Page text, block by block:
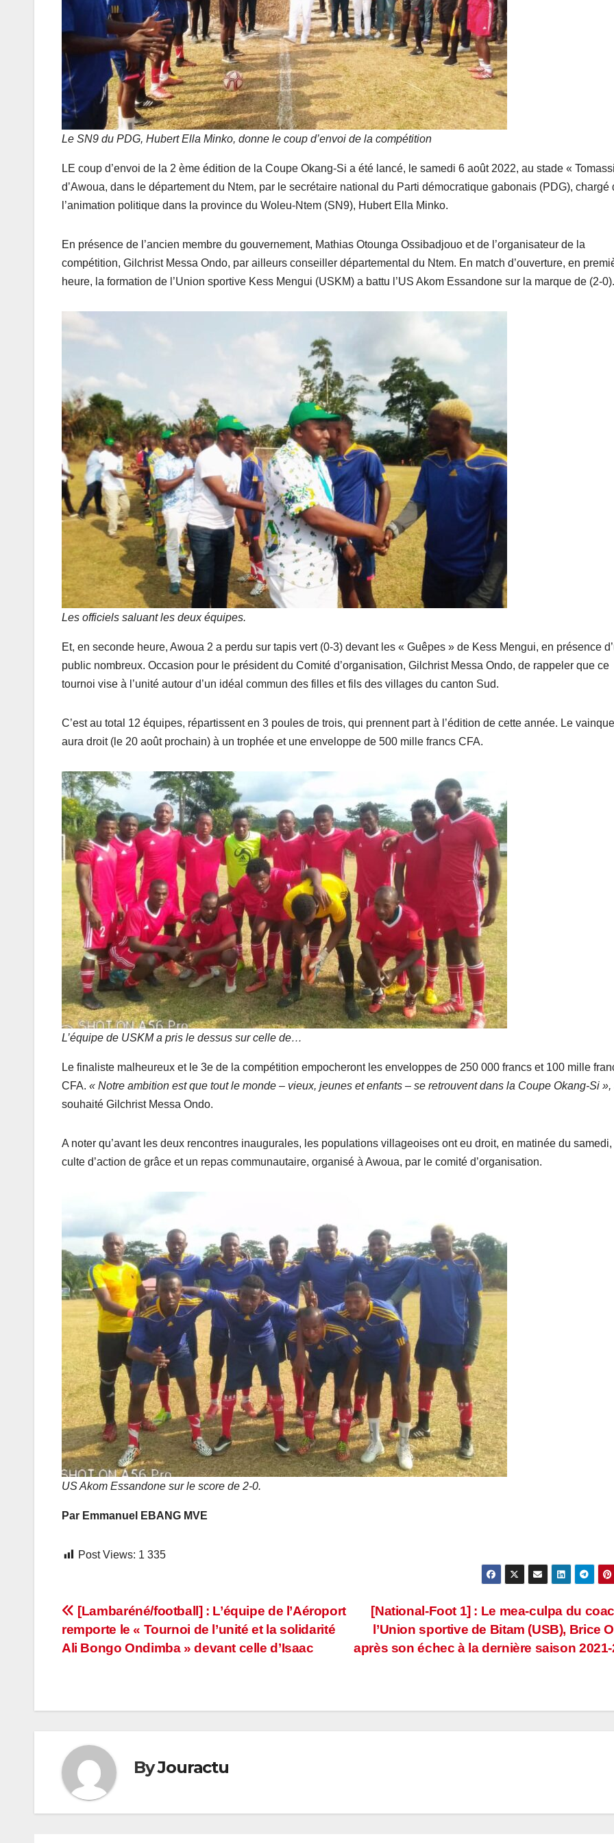
Le SN9 du PDG, Hubert Ella Minko, donne le coup d’envoi de la compétition
LE coup d’envoi de la 2 ème édition de la Coupe Okang-Si a été lancé, le samedi 6 août 2022, au stade «
d’Awoua, dans le département du Ntem, par le secrétaire national du Parti démocratique gabonais (PDG), chargé
l’animation politique dans la province du Woleu-Ntem (SN9), Hubert Ella Minko.
En présence de l’ancien membre du gouvernement, Mathias Otounga Ossibadjouo et de l’organisateur de la
compétition, Gilchrist Messa Ondo, par ailleurs conseiller départemental du Ntem. En match d’ouverture, en
heure, la formation de l’Union sportive Kess Mengui (USKM) a battu l’US Akom Essandone sur la marque de (2-0).
Les officiels saluant les deux équipes.
Et, en seconde heure, Awoua 2 a perdu sur tapis vert (0-3) devant les « Guêpes » de Kess Mengui, en présence
public nombreux. Occasion pour le président du Comité d’organisation, Gilchrist Messa Ondo, de rappeler que ce
tournoi vise à l’unité autour d’un idéal commun des filles et fils des villages du canton Sud.
C’est au total 12 équipes, répartissent en 3 poules de trois, qui prennent part à l’édition de cette année. Le
aura droit (le 20 août prochain) à un trophée et une enveloppe de 500 mille francs CFA.
L’équipe de USKM a pris le dessus sur celle de…
Le finaliste malheureux et le 3e de la compétition empocheront les enveloppes de 250 000 francs et 100 mille
CFA. « Notre ambition est que tout le monde – vieux, jeunes et enfants – se retrouvent dans la Coupe Okang-Si »,
souhaité Gilchrist Messa Ondo.
A noter qu’avant les deux rencontres inaugurales, les populations villageoises ont eu droit, en matinée du samedi,
culte d’action de grâce et un repas communautaire, organisé à Awoua, par le comité d’organisation.
US Akom Essandone sur le score de 2-0.
Par Emmanuel EBANG MVE
Post Views: 1 335
Navigation
de
[National-Foot 1] : Le mea-culpa du
l’Union sportive de Bitam (USB), Brice
après son échec à la dernière saison 2021-
[Lambaréné/football] : L’équipe de l’Aéroport
remporte le « Tournoi de l’unité et la solidarité
Ali Bongo Ondimba » devant celle d’Isaac
ByJouractu